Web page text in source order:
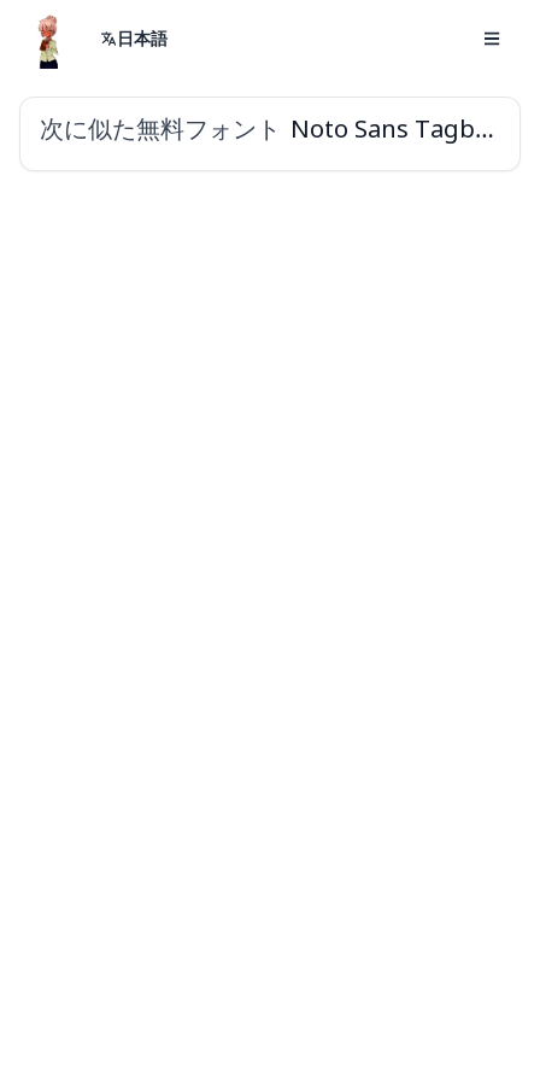
日本語
次に似た無料フォント Noto Sans Tagbanwa